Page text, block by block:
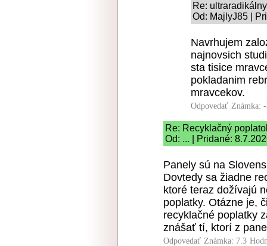
Re:
Od: MajlyJ85 |
Navrhujem
najnovsich
sta tisice
pokladanim
mravcekov.
Odpovedať Známka:
Re: Recyklačný
Od: ... | Pridané:
Panely sú na
Dovtedy sa žiadne
ktoré teraz dožívajú
poplatky. Otázne je,
recyklačné poplatky
znášať tí, ktorí z
Odpovedať Známka: 7.3